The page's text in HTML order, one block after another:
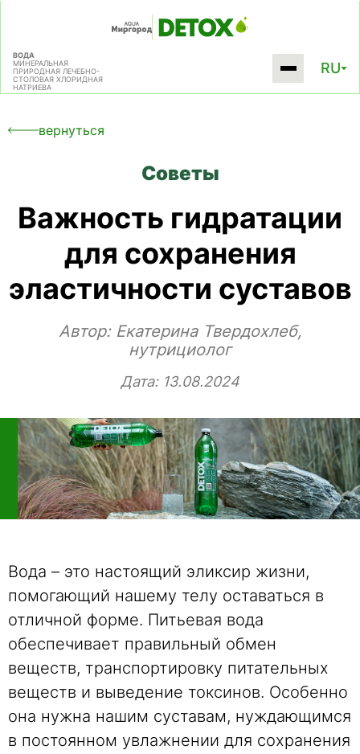
ВОДА
МИНЕРАЛЬНАЯ
ПРИРОДНАЯ ЛЕЧЕБНО-
СТОЛОВАЯ ХЛОРИДНАЯ
НАТРИЕВА
RU
вернуться
Советы
Важность гидратации
для сохранения
эластичности суставов
Автор:Екатерина Твердохлеб,
нутрициолог
Дата: 13.08.2024
Вода – это настоящий эликсир жизни,
помогающий нашему телу оставаться в
отличной форме. Питьевая вода
обеспечивает правильный обмен
веществ, транспортировку питательных
веществ и выведение токсинов. Особенно
она нужна нашим суставам, нуждающимся
в постоянном увлажнении для сохранения